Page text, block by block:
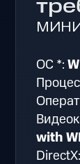
ОС *:
with
DirectX: